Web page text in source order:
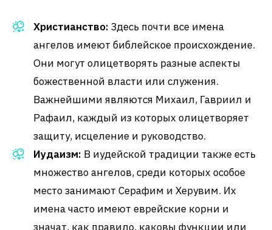
Христианство: Здесь почти все имена
ангелов имеют библейское происхождение.
Они могут олицетворять разные аспекты
божественной власти или служения.
Важнейшими являются Михаил, Гавриил и
Рафаил, каждый из которых олицетворяет
защиту, исцеление и руководство.
Иудаизм: В иудейской традиции также есть
множество ангелов, среди которых особое
место занимают Серафим и Херувим. Их
имена часто имеют еврейские корни и
значат, как правило, каковы функции или